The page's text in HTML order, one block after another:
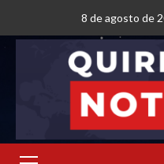
8 de agosto de